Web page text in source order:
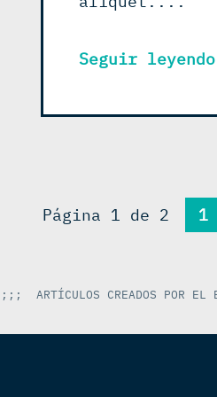
Seguir leyendo
Página 1 de 2 1
;;; ARTÍCULOS CREADOS POR EL